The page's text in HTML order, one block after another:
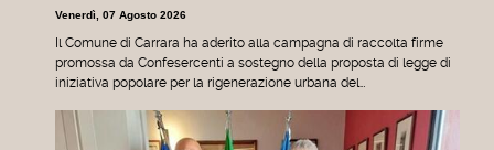
Venerdì, 07 Agosto 2026
Il Comune di Carrara ha aderito alla campagna di raccolta firme
promossa da Confesercenti a sostegno della proposta di legge di
iniziativa popolare per la rigenerazione urbana del…